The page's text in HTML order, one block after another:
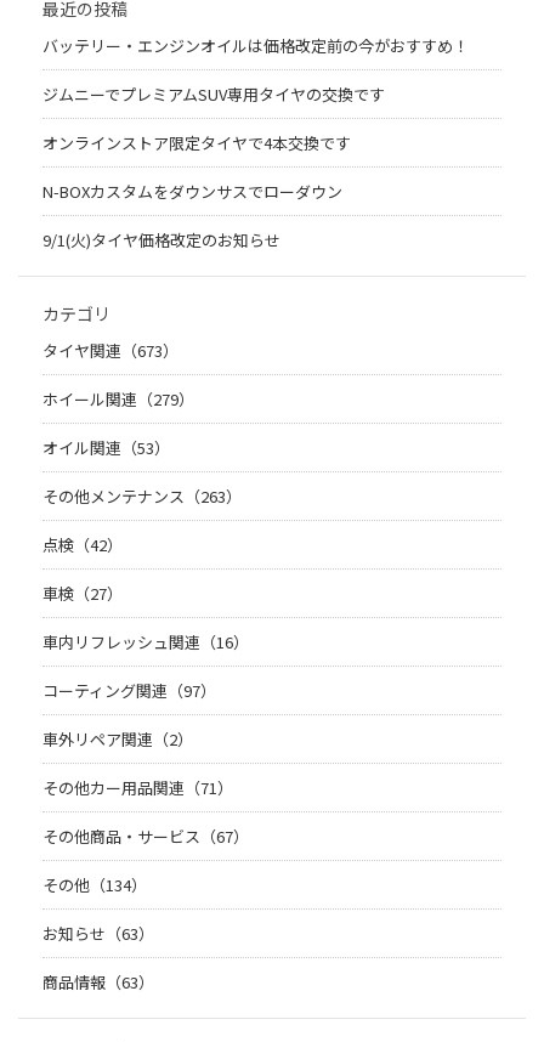
最近の投稿
バッテリー・エンジンオイルは価格改定前の今がおすすめ！
ジムニーでプレミアムSUV専用タイヤの交換です
オンラインストア限定タイヤで4本交換です
N-BOXカスタムをダウンサスでローダウン
9/1(火)タイヤ価格改定のお知らせ
カテゴリ
タイヤ関連（673）
ホイール関連（279）
オイル関連（53）
その他メンテナンス（263）
点検（42）
車検（27）
車内リフレッシュ関連（16）
コーティング関連（97）
車外リペア関連（2）
その他カー用品関連（71）
その他商品・サービス（67）
その他（134）
お知らせ（63）
商品情報（63）